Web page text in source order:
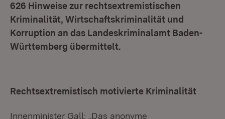
626 Hinweise zur rechtsextremistischen
Kriminalität, Wirtschaftskriminalität und
Korruption an das Landeskriminalamt Baden-
Württemberg übermittelt.
Rechtsextremistisch motivierte Kriminalität
Innenminister Gall: „Das anonyme